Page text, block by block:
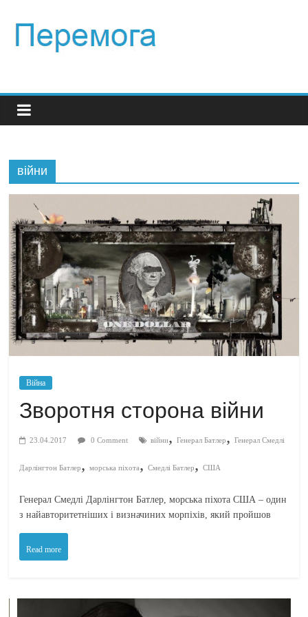
війни
Війна
Зворотня сторона війни
23.04.2017 0 Comment війни,Генерал Батлер,Генерал Смедлі
Дарлінгтон Батлер,морська піхота,Смедлі Батлер,США
Генерал Смедлі Дарлінгтон Батлер, морська піхота США – один
з найавторитетніших і визначиних морпіхів, який пройшов
Read more